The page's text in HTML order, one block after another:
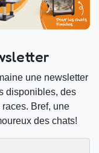
une newsletter
disponibles, des
Bref, une
des chats!